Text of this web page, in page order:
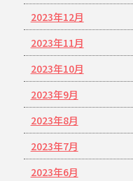
2023年12月
2023年11月
2023年10月
2023年9月
2023年8月
2023年7月
2023年6月